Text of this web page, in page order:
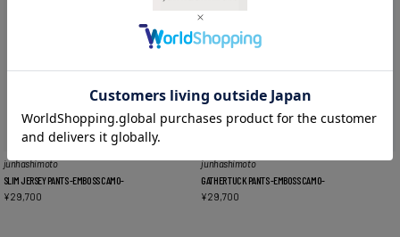
junhashimoto
SLIM JERSEY PANTS -EMBOSS CAMO-
¥29,700
junhashimoto
GATHER TUCK PANTS -EMBOSS CAMO-
¥29,700